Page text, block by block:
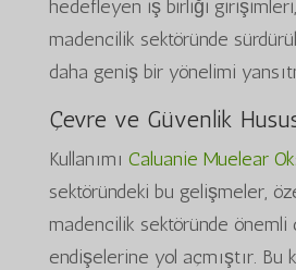
hedefleyen iş birliği
madencilik sektöründe
daha geniş bir yönelimi
Çevre ve Güvenlik
Kullanımı Caluanie Muelear
sektöründeki bu gelişmeler,
madencilik sektöründe
endişelerine yol açmıştır. Bu